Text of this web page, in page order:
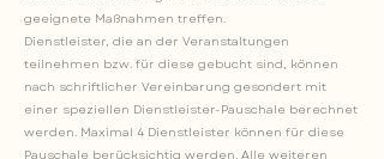
geeignete Maßnahmen treffen.
Dienstleister, die an der Veranstaltungen
teilnehmen bzw. für diese gebucht sind, können
nach schriftlicher Vereinbarung gesondert mit
einer speziellen Dienstleister-Pauschale berechnet
werden. Maximal 4 Dienstleister können für diese
Pauschale berücksichtig werden. Alle weiteren